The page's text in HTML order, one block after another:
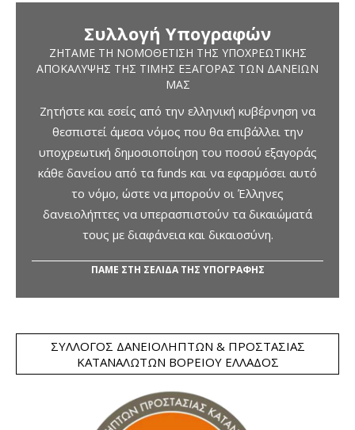
Συλλογή Υπογραφών
ΖΗΤΆΜΕ ΤΗ ΝΟΜΟΘΈΤΙΣΗ ΤΗΣ ΥΠΟΧΡΕΩΤΙΚΉΣ
ΑΠΟΚΆΛΥΨΗΣ ΤΗΣ ΤΙΜΉΣ ΕΞΑΓΟΡΆΣ ΤΩΝ ΔΑΝΕΊΩΝ
ΜΑΣ
Ζητήστε και εσείς από την ελληνική κυβέρνηση να
θεσπιστεί άμεσα νόμος που θα επιβάλλει την
υποχρεωτική δημοσιοποίηση του ποσού εξαγοράς
κάθε δανείου από τα funds και να εφαρμόσει αυτό
το νόμο, ώστε να μπορούν οι Έλληνες
δανειολήπτες να υπερασπιστούν τα δικαιώματά
τους με διαφάνεια και δικαιοσύνη.
ΠΑΜΕ ΣΤΗ ΣΕΛΙΔΑ ΤΗΣ ΥΠΟΓΡΑΦΗΣ
ΣΎΛΛΟΓΟΣ ΔΑΝΕΙΟΛΗΠΤΏΝ & ΠΡΟΣΤΑΣΊΑΣ
ΚΑΤΑΝΑΛΩΤΏΝ ΒΟΡΕΊΟΥ ΕΛΛΆΔΟΣ